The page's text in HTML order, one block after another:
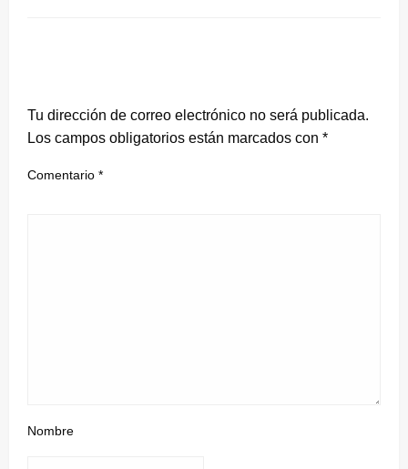
Tu dirección de correo electrónico no será publicada.
Los campos obligatorios están marcados con *
Comentario *
Nombre